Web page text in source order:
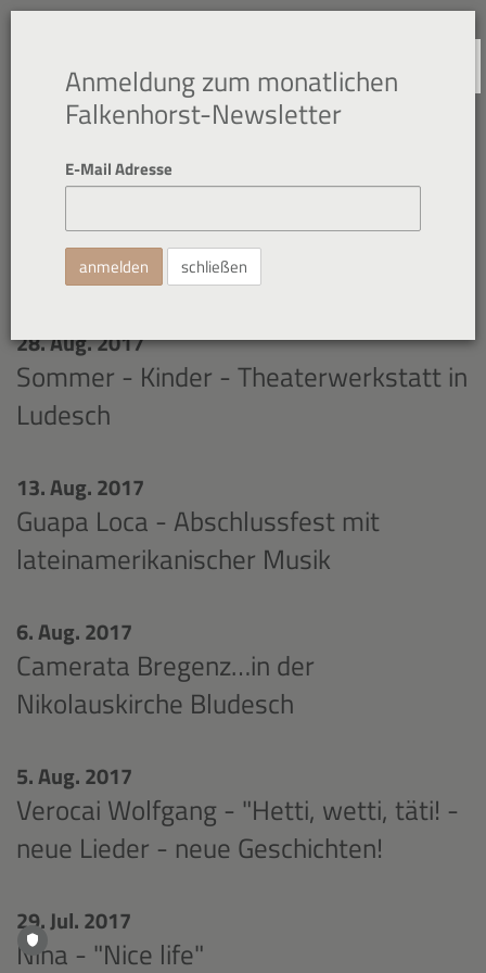
NAVIGATION
Rückblick
28. Aug. 2017
Sommer - Kinder - Theaterwerkstatt in
Ludesch
13. Aug. 2017
Guapa Loca - Abschlussfest mit
lateinamerikanischer Musik
6. Aug. 2017
Camerata Bregenz…in der
Nikolauskirche Bludesch
5. Aug. 2017
Verocai Wolfgang - "Hetti, wetti, täti! -
neue Lieder - neue Geschichten!
29. Jul. 2017
Nina - "Nice life"
Anmeldung zum monatlichen
Falkenhorst-Newsletter
E-Mail Adresse
schließen